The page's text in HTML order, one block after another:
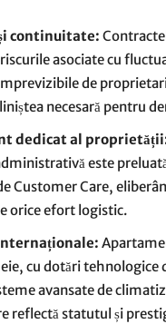
continuitate:
asociate cu
de
necesară pentru
dedicat al
este
Customer Care,
orice efort logistic.
cu dotări tehnologice
avansate de
reflectă statutul și